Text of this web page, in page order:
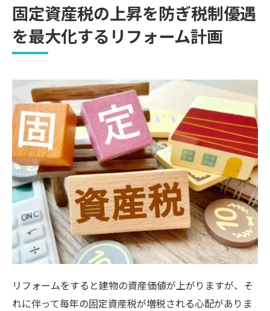
固定資産税の上昇を防ぎ税制優遇
を最大化するリフォーム計画
リフォームをすると建物の資産価値が上がりますが、そ
れに伴って毎年の固定資産税が増税される心配がありま